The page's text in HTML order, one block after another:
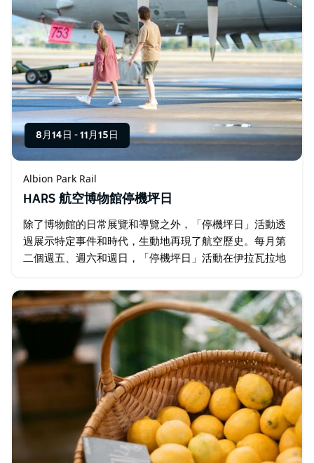
8月14日 - 11月15日
Albion Park Rail
HARS 航空博物館停機坪日
除了博物館的日常展覽和導覽之外，「停機坪日」活動透
過展示特定事件和時代，生動地再現了航空歷史。每月第
二個週五、週六和週日，「停機坪日」活動在伊拉瓦拉地
HARS收藏的眾多獨特飛機。…